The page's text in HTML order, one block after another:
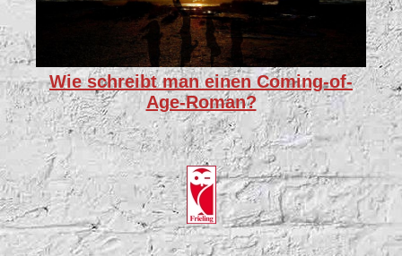
Wie schreibt man einen Coming-of-
Age-Roman?